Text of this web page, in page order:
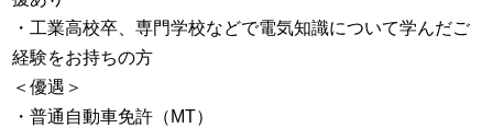
・工業高校卒、専門学校などで電気知識について学んだご
経験をお持ちの方
＜優遇＞
・普通自動車免許（MT）